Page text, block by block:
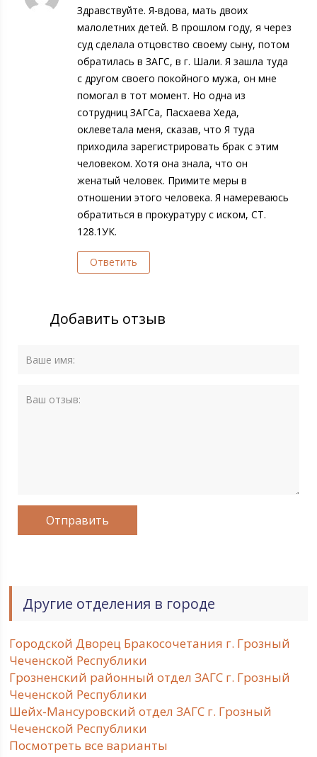
Здравствуйте. Я-вдова, мать двоих
малолетних детей. В прошлом году, я через
суд сделала отцовство своему сыну, потом
обратилась в ЗАГС, в г. Шали. Я зашла туда
с другом своего покойного мужа, он мне
помогал в тот момент. Но одна из
сотрудниц ЗАГСа, Пасхаева Хеда,
оклеветала меня, сказав, что Я туда
приходила зарегистрировать брак с этим
человеком. Хотя она знала, что он
женатый человек. Примите меры в
отношении этого человека. Я намереваюсь
обратиться в прокуратуру с иском, СТ.
128.1УК.
Ответить
Добавить отзыв
Другие отделения в городе
Городской Дворец Бракосочетания г. Грозный
Чеченской Республики
Грозненский районный отдел ЗАГС г. Грозный
Чеченской Республики
Шейх-Мансуровский отдел ЗАГС г. Грозный
Чеченской Республики
Посмотреть все варианты